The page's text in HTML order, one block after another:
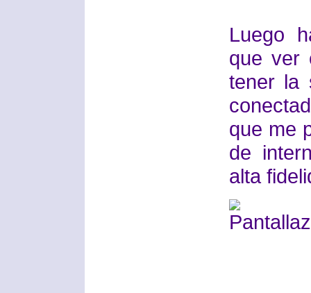
Luego
que ver
tener la
que me
de
alta